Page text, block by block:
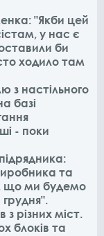
"Якби цей
у нас є
би
ходило там
з настільного
базі
- поки
та
що ми будемо
з різних міст.
блоків та